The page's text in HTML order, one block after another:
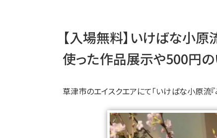
【入場無料】いけばな小原
使った作品展示や500円
草津市のエイスクエアにて「いけばな小原流『